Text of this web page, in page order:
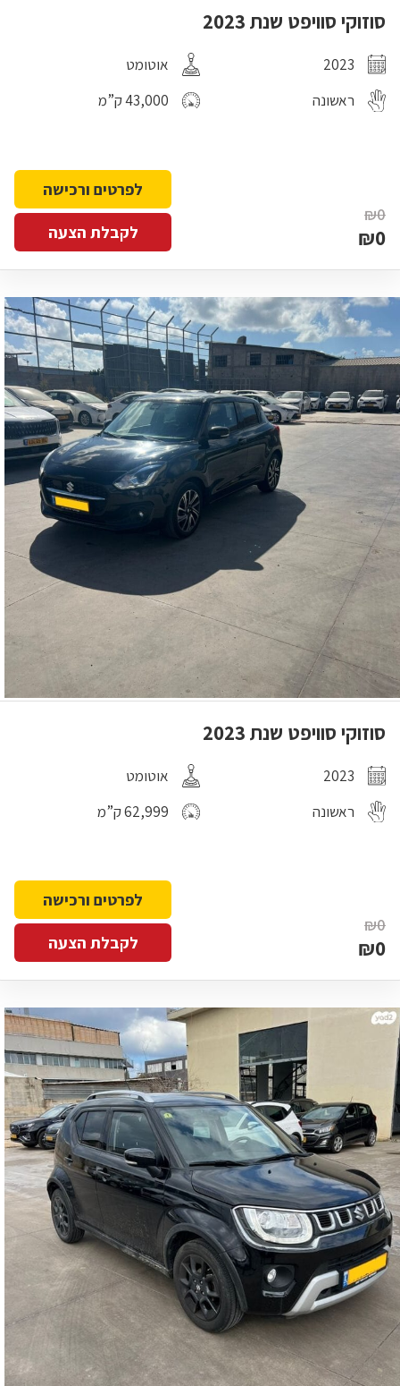
סוזוקי סוויפט שנת 2023
2023
אוטומט
ראשונה
43,000 ק”מ
₪0
₪0
לפרטים ורכישה
לקבלת הצעה
סוזוקי סוויפט שנת 2023
2023
אוטומט
ראשונה
62,999 ק”מ
₪0
₪0
לפרטים ורכישה
לקבלת הצעה